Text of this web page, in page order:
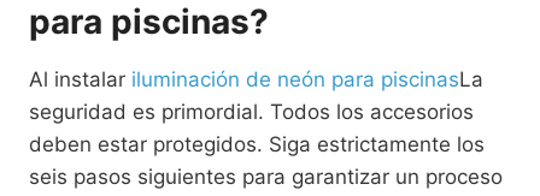
para piscinas?
Al instalar iluminación de neón para piscinasLa
seguridad es primordial. Todos los accesorios
deben estar protegidos. Siga estrictamente los
seis pasos siguientes para garantizar un proceso